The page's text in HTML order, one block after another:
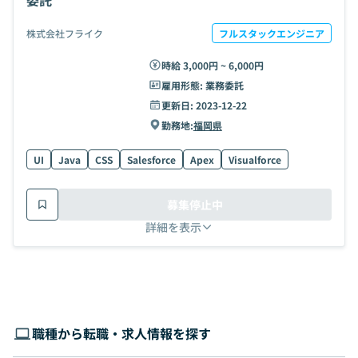
株式会社フライク フルスタックエンジニア
時給 3,000円 ~ 6,000円
雇用形態: 業務委託
更新日: 2023-12-22
勤務地:福岡県
UI Java CSS Salesforce Apex Visualforce
詳細を表示
募集停止中
職種から転職・求人情報を探す